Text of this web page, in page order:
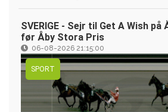
SVERIGE - Sejr til Get A Wish
før Åby Stora Pris
06-08-2026 21:15:00
SPORT